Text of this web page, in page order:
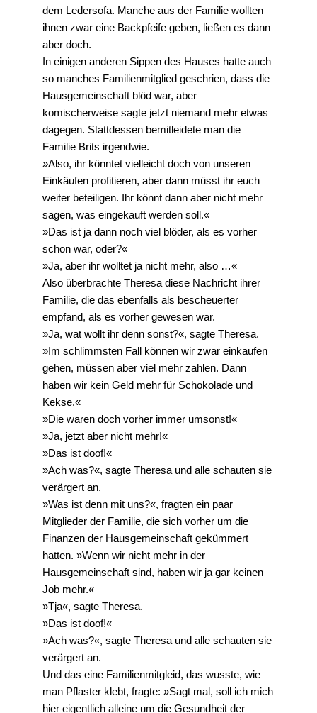
dem Ledersofa. Manche aus der Familie wollten
ihnen zwar eine Backpfeife geben, ließen es dann
aber doch.
In einigen anderen Sippen des Hauses hatte auch
so manches Familienmitglied geschrien, dass die
Hausgemeinschaft blöd war, aber
komischerweise sagte jetzt niemand mehr etwas
dagegen. Stattdessen bemitleidete man die
Familie Brits irgendwie.
»Also, ihr könntet vielleicht doch von unseren
Einkäufen profitieren, aber dann müsst ihr euch
weiter beteiligen. Ihr könnt dann aber nicht mehr
sagen, was eingekauft werden soll.«
»Das ist ja dann noch viel blöder, als es vorher
schon war, oder?«
»Ja, aber ihr wolltet ja nicht mehr, also …«
Also überbrachte Theresa diese Nachricht ihrer
Familie, die das ebenfalls als bescheuerter
empfand, als es vorher gewesen war.
»Ja, wat wollt ihr denn sonst?«, sagte Theresa.
»Im schlimmsten Fall können wir zwar einkaufen
gehen, müssen aber viel mehr zahlen. Dann
haben wir kein Geld mehr für Schokolade und
Kekse.«
»Die waren doch vorher immer umsonst!«
»Ja, jetzt aber nicht mehr!«
»Das ist doof!«
»Ach was?«, sagte Theresa und alle schauten sie
verärgert an.
»Was ist denn mit uns?«, fragten ein paar
Mitglieder der Familie, die sich vorher um die
Finanzen der Hausgemeinschaft gekümmert
hatten. »Wenn wir nicht mehr in der
Hausgemeinschaft sind, haben wir ja gar keinen
Job mehr.«
»Tja«, sagte Theresa.
»Das ist doof!«
»Ach was?«, sagte Theresa und alle schauten sie
verärgert an.
Und das eine Familienmitgleid, das wusste, wie
man Pflaster klebt, fragte: »Sagt mal, soll ich mich
hier eigentlich alleine um die Gesundheit der